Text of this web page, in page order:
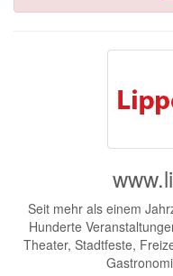
Seit mehr als einem
Hunderte
Theater, Stadtfeste,